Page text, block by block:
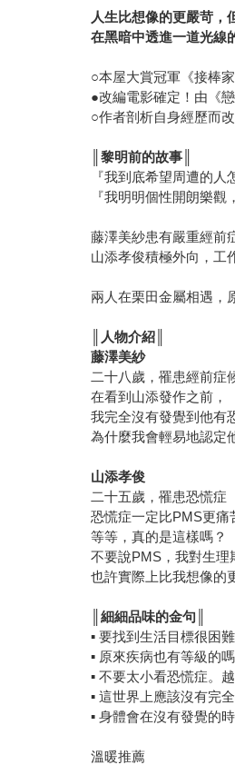
人生比想像的更嚴苛，
在黑暗中透進一道光線
○本屋大賞冠軍《接棒
●改編電影確定！由《
○作者剖析自身經歷而改
║黎明前的故事║
『我到底希望周遭的人
『我明明個性開朗樂觀
藤澤美紗患有嚴重經前
山添孝俊積極外向，工
兩人在栗田金屬相遇，
人物介紹║
藤澤美紗
二十八歲，罹患經前症
在看到山添發作之前，
我完全沒有發覺到他有
為什麼我會輕易地認定
山添孝俊
二十五歲，罹患恐慌症
恐慌症一定比PMS更痛
等等，真的是這樣嗎？
不要說PMS，我對生理
也許實際上比我想像的
║細細品味的金句║
▪ 要找到生活目標很困
▪ 原來疾病也有等級的嗎
▪ 不要太小看恐慌症。
▪ 這世界上應該沒有完全
▪ 身體會在沒有發覺的
溫暖推薦